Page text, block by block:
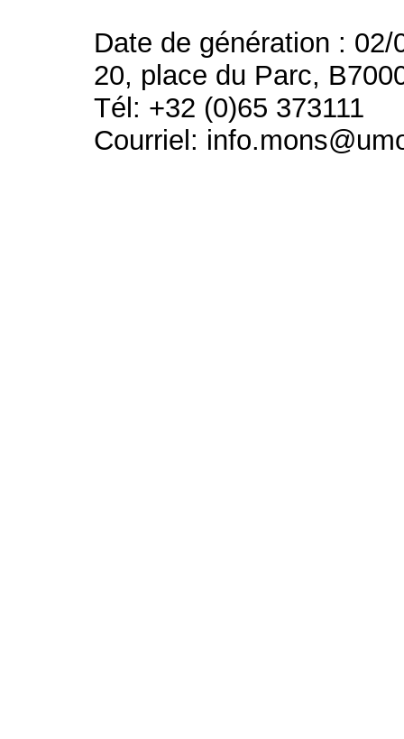
Date de génération : 02/
20, place du Parc,
Tél: +32 (0)65 373111
Courriel: